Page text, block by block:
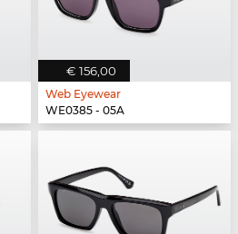
€ 156,00
Web Eyewear
WE0385 - 05A